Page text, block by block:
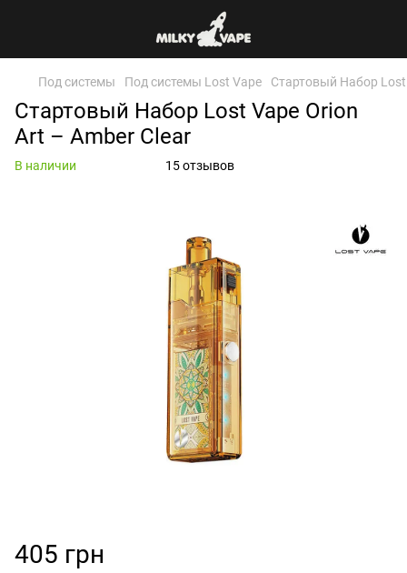
Под системы Под системы Lost Vape Стартовый Набор Lost
Стартовый Набор Lost Vape Orion
Art – Amber Clear
В наличии 15 отзывов
405 грн